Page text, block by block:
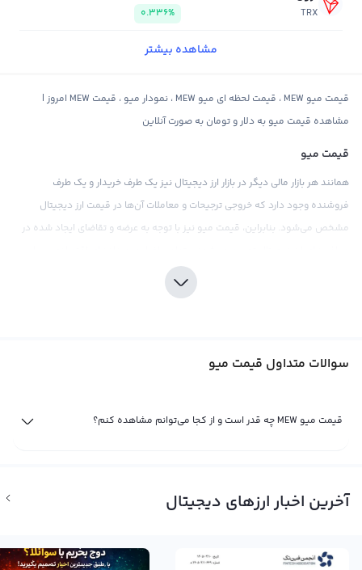
TRX
0.336%
مشاهده بیشتر
قیمت میو MEW ، قیمت لحظه ای میو MEW ، نمودار میو ، قیمت MEW امروز |
مشاهده قیمت میو به دلار و تومان به صورت آنلاین
قیمت میو
همانند هر بازار مالی دیگر در بازار ارز دیجیتال نیز یک طرف خریدار و یک طرف
فروشنده وجود دارد که خروجی ترجیحات و معاملات آن‌ها در قیمت ارز دیجیتال
مشخص می‌شود. بنابراین، قیمت میو نیز با توجه به عرضه و تقاضای ایجاد شده در
اجتماعی و فاندامنتال اثر خود را در نمودار قیمت لحظه ای میو نشان می‌دهد. میو
دیجیتال مثل بیت کوین و اتریوم نشان داد. قیمت میو در صرافی‌های بین‌المللی
نوساناتی حول بهترین قیمت مبادله برای خرید و فروش در بازار قرار گیرد. همچنین
رونمایی شده و به دلیل استفاده از تکنولوژی پیشرفته سبزوار، قیمت آن تحت تاثیر
قیمت لحظه ای میو
سوالات متداول قیمت میو
قیمت میو MEW چه قدر است و از کجا می‌توانم مشاهده کنم؟
آخرین اخبار ارزهای دیجیتال